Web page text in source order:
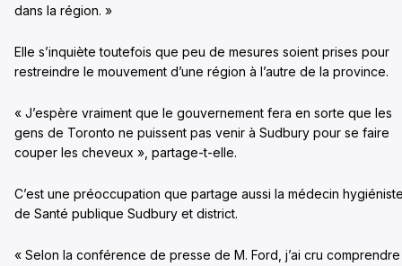
dans la région. »
Elle s’inquiète toutefois que peu de mesures soient prises pour
restreindre le mouvement d’une région à l’autre de la province.
« J’espère vraiment que le gouvernement fera en sorte que les
gens de Toronto ne puissent pas venir à Sudbury pour se faire
couper les cheveux », partage-t-elle.
C’est une préoccupation que partage aussi la médecin
de Santé publique Sudbury et district.
« Selon la conférence de presse de M. Ford, j’ai cru comprendre